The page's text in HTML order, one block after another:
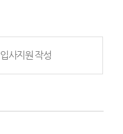
입사지원 작성